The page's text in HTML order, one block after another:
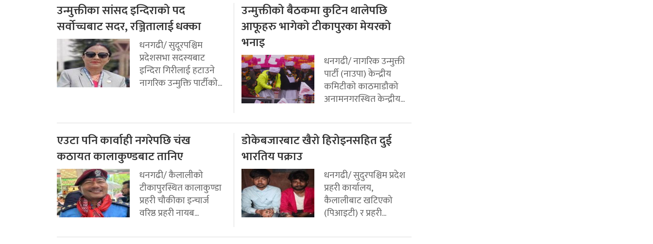
उन्मुक्तीका सांसद इन्दिराको पद
सर्वोच्चबाट सदर, रञ्जितालाई धक्का
धनगढी/ सुदूरपश्चिम
प्रदेशसभा सदस्यबाट
इन्दिरा गिरीलाई हटाउने
नागरिक उन्मुक्ति पार्टीको...
उन्मुक्तीको बैठकमा कुटिन थालेपछि
आफूहरु भागेको टीकापुरका मेयरको
भनाइ
धनगढी/ नागरिक उन्मुक्ती
पार्टी (नाउपा) केन्द्रीय
कमिटीको काठमाडौको
अनामनगरस्थित केन्द्रीय...
एउटा पनि कार्वाही नगरेपछि चंख
कठायत कालाकुण्डबाट तानिए
धनगढी/ कैलालीको
टीकापुरस्थित कालाकुण्डा
प्रहरी चौकीका इन्चार्ज
वरिष्ठ प्रहरी नायब...
डोकेबजारबाट खैरो हिरोइनसहित दुई
भारतिय पक्राउ
धनगढी/ सुदुरपश्चिम प्रदेश
प्रहरी कार्यालय,
कैलालीबाट खटिएको
(पिआइटी) र प्रहरी...